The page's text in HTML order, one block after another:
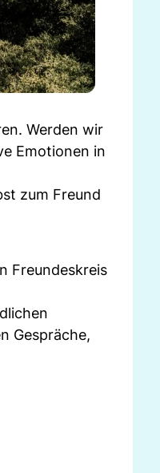
Werden wir
Emotionen in
zum Freund
Freundeskreis
Gespräche,